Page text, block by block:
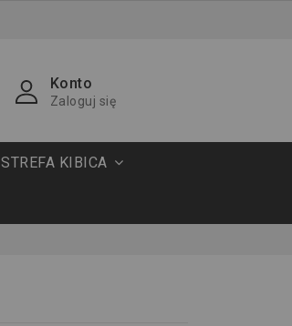
Konto
Zaloguj się
STREFA KIBICA